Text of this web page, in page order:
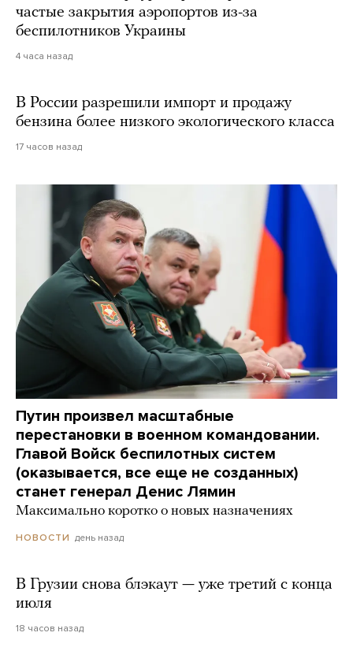
частые закрытия аэропортов из-за
беспилотников Украины
4 часа назад
В России разрешили импорт и продажу
бензина более низкого экологического класса
17 часов назад
Путин произвел масштабные
перестановки в военном командовании.
Главой Войск беспилотных систем
(оказывается, все еще не созданных)
станет генерал Денис Лямин
Максимально коротко о новых назначениях
НОВОСТИ день назад
В Грузии снова блэкаут — уже третий с конца
июля
18 часов назад